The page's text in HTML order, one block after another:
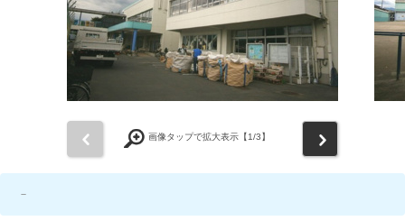
画像タップで拡大表示【1/3】
－